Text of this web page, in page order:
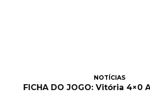
NOTÍCIAS
FICHA DO JOGO: Vitória 4×0